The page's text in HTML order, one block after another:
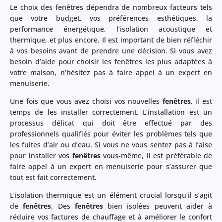
Le choix des fenêtres dépendra de nombreux facteurs tels
que votre budget, vos préférences esthétiques, la
performance énergétique, l’isolation acoustique et
thermique, et plus encore. Il est important de bien réfléchir
à vos besoins avant de prendre une décision. Si vous avez
besoin d’aide pour choisir les fenêtres les plus adaptées à
votre maison, n’hésitez pas à faire appel à un expert en
menuiserie.
Une fois que vous avez choisi vos nouvelles fenêtres, il est
temps de les installer correctement. L’installation est un
processus délicat qui doit être effectué par des
professionnels qualifiés pour éviter les problèmes tels que
les fuites d’air ou d’eau. Si vous ne vous sentez pas à l’aise
pour installer vos fenêtresvous-même, il est préférable de
faire appel à un expert en menuiserie pour s’assurer que
tout est fait correctement.
L’isolation thermique est un élément crucial lorsqu’il s’agit
defenêtres. Des fenêtresbien isolées peuvent aider à
réduire vos factures de chauffage et à améliorer le confort